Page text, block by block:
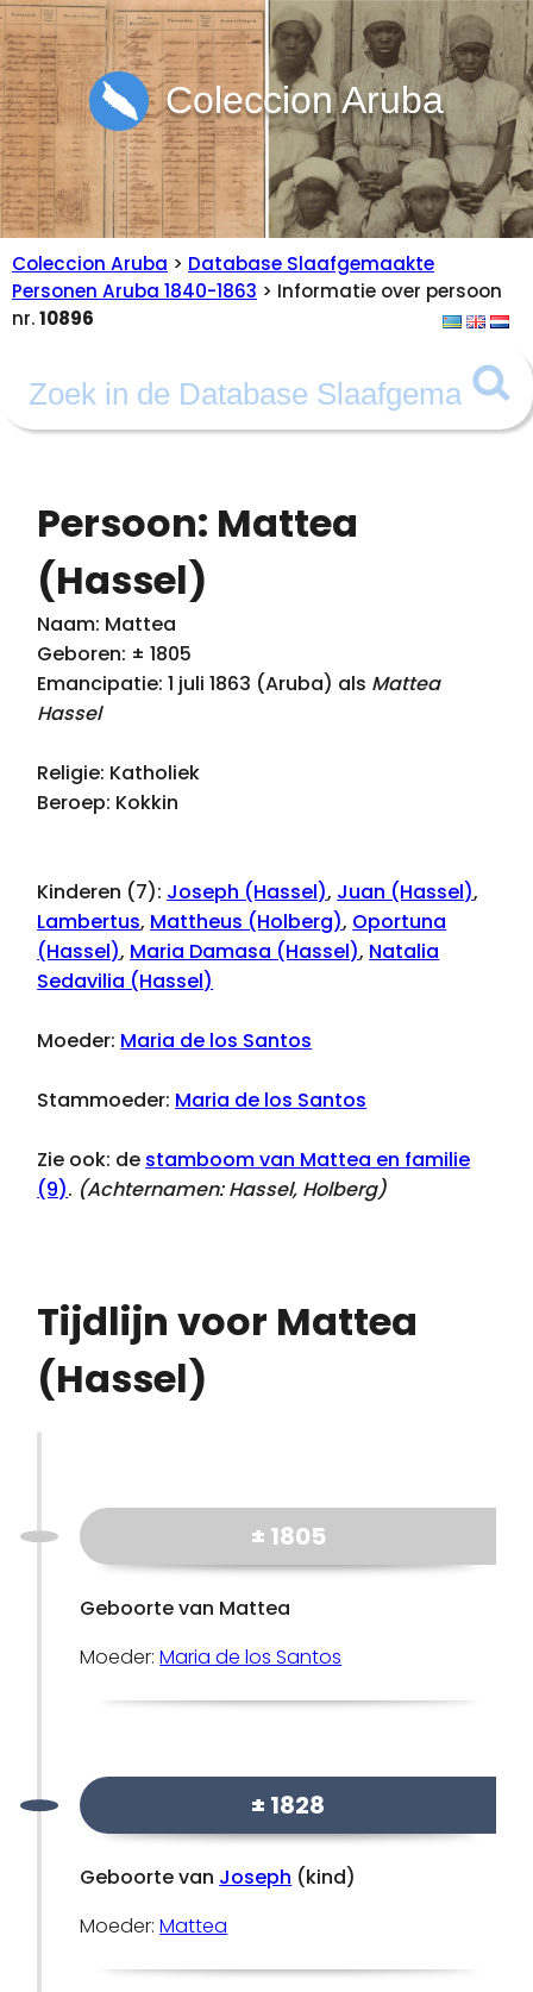
Coleccion Aruba
Coleccion Aruba > Database Slaafgemaakte
Personen Aruba 1840-1863 > Informatie over persoon
nr.10896
Persoon: Mattea
(Hassel)
Naam: Mattea
Geboren: ± 1805
Emancipatie: 1 juli 1863 (Aruba) als Mattea
Hassel
Religie: Katholiek
Beroep: Kokkin
Kinderen (7): Joseph (Hassel), Juan (Hassel),
Lambertus, Mattheus (Holberg), Oportuna
(Hassel), Maria Damasa (Hassel), Natalia
Sedavilia (Hassel)
Moeder: Maria de los Santos
Stammoeder: Maria de los Santos
Zie ook: de stamboom van Mattea en familie
(9). (Achternamen:Hassel, Holberg)
Tijdlijn voor Mattea
(Hassel)
± 1805
Geboorte van Mattea
Moeder:Maria de los Santos
± 1828
Geboorte van Joseph (kind)
Moeder:Mattea